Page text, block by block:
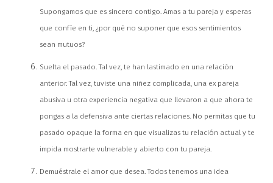
Supongamos que es sincero contigo. Amas a tu pareja y esperas
que confíe en ti, ¿por qué no suponer que esos sentimientos
sean mutuos?
Suelta el pasado. Tal vez, te han lastimado en una relación
anterior. Tal vez, tuviste una niñez complicada, una ex pareja
abusiva u otra experiencia negativa que llevaron a que ahora te
pongas a la defensiva ante ciertas relaciones. No permitas que tu
pasado opaque la forma en que visualizas tu relación actual y te
impida mostrarte vulnerable y abierto con tu pareja.
Demuéstrale el amor que desea. Todos tenemos una idea